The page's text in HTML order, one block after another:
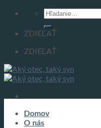
Skip
content
Hľadať:
ZDIEĽAŤ
ZDIEĽAŤ
Domov
O nás